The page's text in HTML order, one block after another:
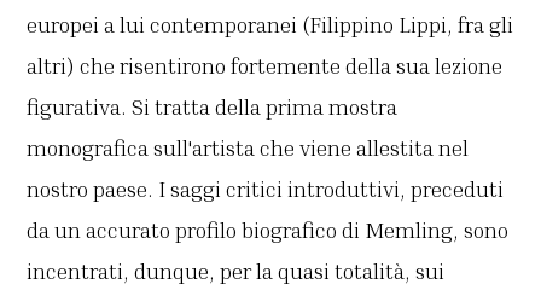
europei a lui contemporanei (Filippino Lippi, fra gli
altri) che risentirono fortemente della sua lezione
figurativa. Si tratta della prima mostra
monografica sull'artista che viene allestita nel
nostro paese. I saggi critici introduttivi, preceduti
da un accurato profilo biografico di Memling, sono
incentrati, dunque, per la quasi totalità, sui